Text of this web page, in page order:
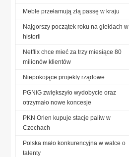
Meble przełamują złą passę w kraju
Najgorszy początek roku na giełdach w
historii
Netflix chce mieć za trzy miesiące 80
milionów klientów
Niepokojące projekty rządowe
PGNiG zwiększyło wydobycie oraz
otrzymało nowe koncesje
PKN Orlen kupuje stacje paliw w
Czechach
Polska mało konkurencyjna w walce o
talenty